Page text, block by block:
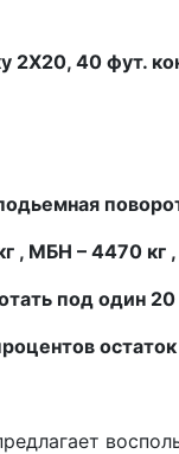
2Х20, 40 фут.
, МБН – 4470 кг
под один
остаток